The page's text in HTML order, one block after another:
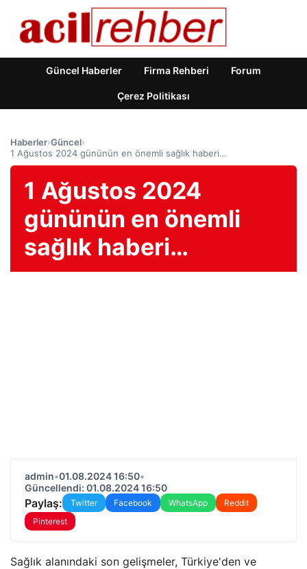
Güncel Haberler Firma Rehberi Forum
Çerez Politikası
Haberler›Güncel›
1 Ağustos 2024 gününün en önemli sağlık haberi…
1 Ağustos 2024
gününün en önemli
sağlık haberi…
admin•01.08.2024 16:50•
Güncellendi: 01.08.2024 16:50
Paylaş: Twitter Facebook WhatsApp
Reddit
Pinterest
Sağlık alanındaki son gelişmeler, Türkiye'den ve